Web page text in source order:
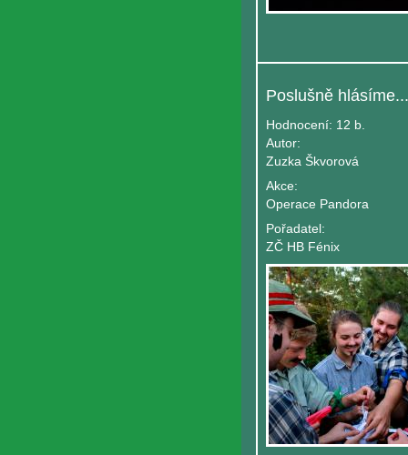
Poslušně hlásíme...
Hodnocení: 12 b.
Autor:
Zuzka Škvorová
Akce:
Operace Pandora
Pořadatel:
ZČ HB Fénix